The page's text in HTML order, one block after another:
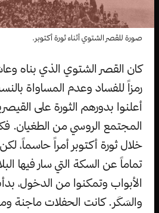
صورة للقصر الشتوي أثناء ثورة أكتوبر.
كان القصر الشتوي الذي بناه
رمزاً للفساد وعدم المساواة
أعلنوا بدورهم الثورة على
المجتمع الروسي من الطغيان.
خلال ثورة أكتوبر أمراً حاسماً،
تماماً عن السكة التي سار فيها
الأبواب وتمكنوا من الدخول،
والسَكَر. كانت الحفلات ماجنة